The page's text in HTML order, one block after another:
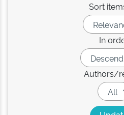
Sort
In
Authors/